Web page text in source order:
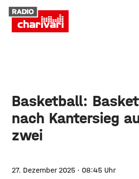
Basketball:
nach Kantersieg
zwei
27. Dezember 2025 · 08:45 Uhr